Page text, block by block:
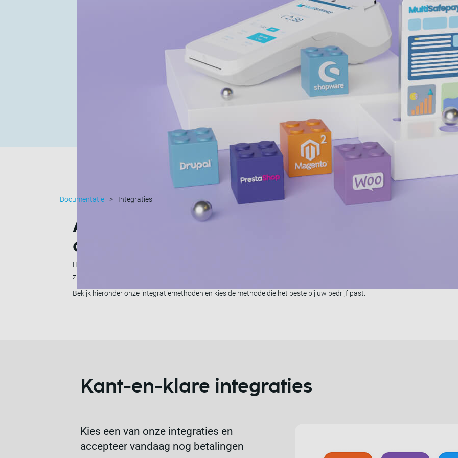
Documentatie Integraties
Aan de slag,
op de juiste manier
Het is belangrijk om de integratiemethode te kiezen die het beste bij uw bedrijf en technische setup past. Bouw het zelf, of
zijn flexibel en krachtig, en stellen u in staat om de betalingservaring te creëren die u nodig hebt.
Bekijk hieronder onze integratiemethoden en kies de methode die het beste bij uw bedrijf past.
Kant-en-klare integraties
Kies een van onze integraties en
accepteer vandaag nog betalingen